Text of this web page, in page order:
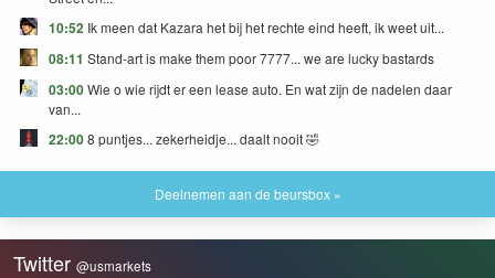
10:52 Ik meen dat Kazara het bij het rechte eind heeft, ik weet uit...
08:11 Stand-art is make them poor 7777... we are lucky bastards
03:00Wie o wie rijdt er een lease auto. En wat zijn de nadelen daar
van...
22:008 puntjes... zekerheidje... daalt nooit 🤣
Deelnemen aan de beursbox »
Twitter @usmarkets